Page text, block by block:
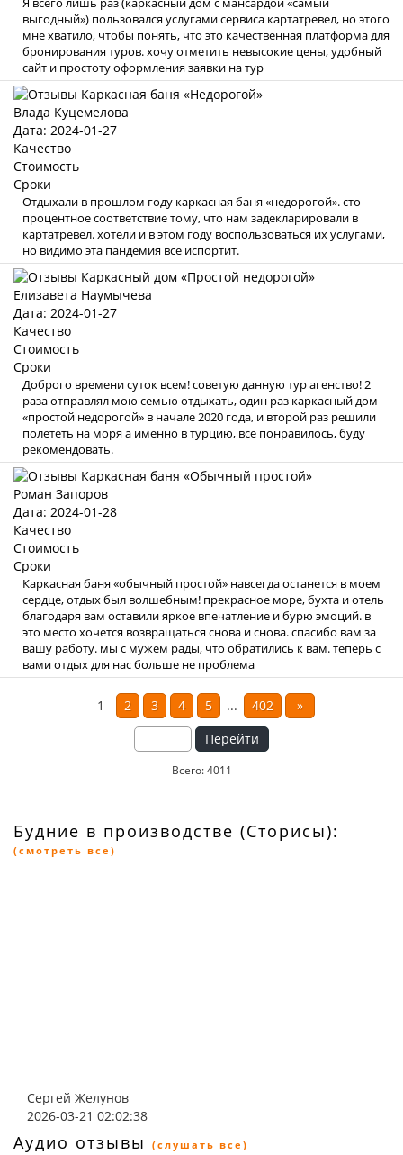
выгодный») пользовался услугами сервиса картатревел, но этого
мне хватило, чтобы понять, что это качественная платформа для
бронирования туров. хочу отметить невысокие цены, удобный
сайт и простоту оформления заявки на тур
Влада Куцемелова
Дата: 2024-01-27
Качество
Стоимость
Сроки
Отдыхали в прошлом году каркасная баня «недорогой». сто
процентное соответствие тому, что нам задекларировали в
картатревел. хотели и в этом году воспользоваться их услугами,
но видимо эта пандемия все испортит.
Елизавета Наумычева
Дата: 2024-01-27
Качество
Стоимость
Сроки
Доброго времени суток всем! советую данную тур агенство! 2
раза отправлял мою семью отдыхать, один раз каркасный дом
«простой недорогой» в начале 2020 года, и второй раз решили
полететь на моря а именно в турцию, все понравилось, буду
рекомендовать.
Роман Запоров
Дата: 2024-01-28
Качество
Стоимость
Сроки
Каркасная баня «обычный простой» навсегда останется в моем
сердце, отдых был волшебным! прекрасное море, бухта и отель
благодаря вам оставили яркое впечатление и бурю эмоций. в
это место хочется возвращаться снова и снова. спасибо вам за
вашу работу. мы с мужем рады, что обратились к вам. теперь с
вами отдых для нас больше не проблема
1 2 3 4 5 ... 402
»
Перейти
Всего: 4011
Будние в производстве (Сторисы):
(смотреть все)
Сергей Желунов
2026-03-21 02:02:38
Аудио отзывы (слушать все)